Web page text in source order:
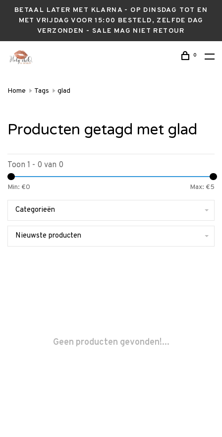
BETAAL LATER MET KLARNA - OP DINSDAG TOT EN
MET VRIJDAG VOOR 15:00 BESTELD, ZELFDE DAG
VERZONDEN - SALE MAG NIET RETOUR
0
Home Tags glad
Producten getagd met glad
Toon 1 - 0 van 0
Min: €0 Max: €5
Categorieën
Nieuwste producten
Geen producten gevonden!...